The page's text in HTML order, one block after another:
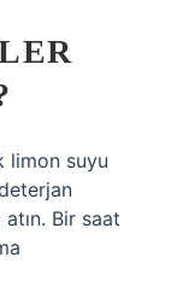
limon suyu
Bir saat